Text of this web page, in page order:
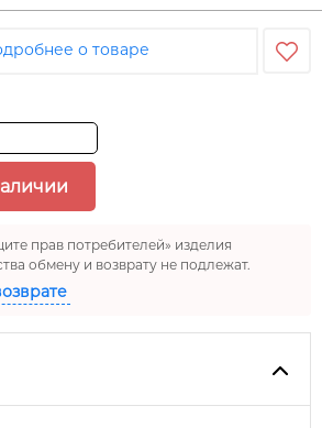
о товаре
прав потребителей» изделия
обмену и возврату не подлежат.